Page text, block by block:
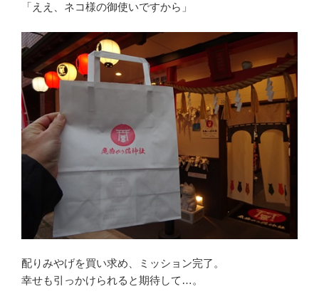
「ええ、ネコ様の御使いですから」
配りみやげを買い求め、ミッション完了。
幸せも引っかけられると期待して…。